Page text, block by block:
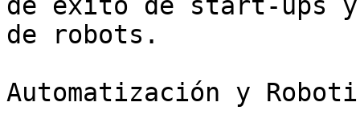
de robots.
Automatización y